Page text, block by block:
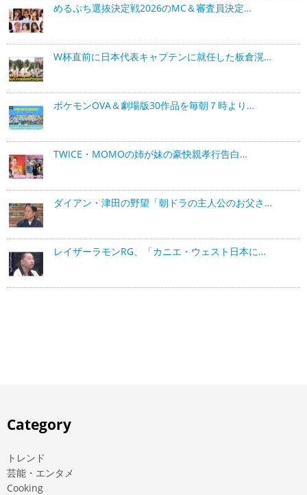
めるぷち選抜決定戦2026のMC＆審査員決定…
W杯直前に日本代表キャプテンに就任した板倉滉…
ポケモンOVA＆劇場版30作品を毎朝７時より…
TWICE・MOMOの姉が妹の豪快親孝行告白…
ダイアン・津田の野望「朝ドラの主人公のお父さ…
レイザーラモンRG、「カニエ・ウェスト日本に…
Category
トレンド
芸能・エンタメ
Cooking